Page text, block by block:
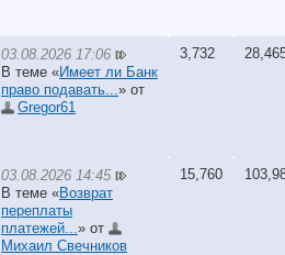
03.08.2026 17:06
В теме «Имеет ли Банк
право подавать... » от
Gregor61
3,732
03.08.2026 14:45
В теме «Возврат
переплаты
платежей... » от
Михаил Свечников
15,760